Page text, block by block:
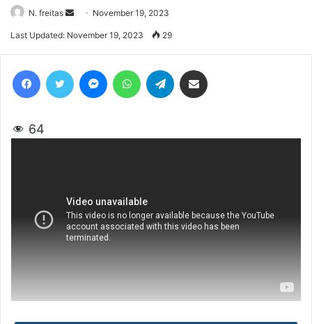
N. freitas
SendNovember 19, 2023
Last Updated: November 19, 2023 29
64